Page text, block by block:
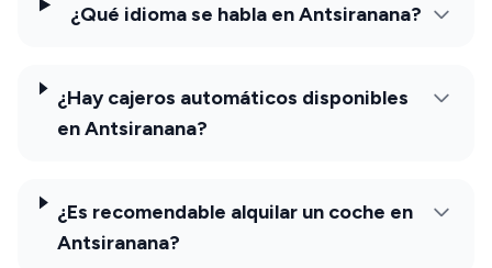
¿Qué idioma se habla en Antsiranana?
¿Hay cajeros automáticos disponibles
en Antsiranana?
¿Es recomendable alquilar un coche en
Antsiranana?